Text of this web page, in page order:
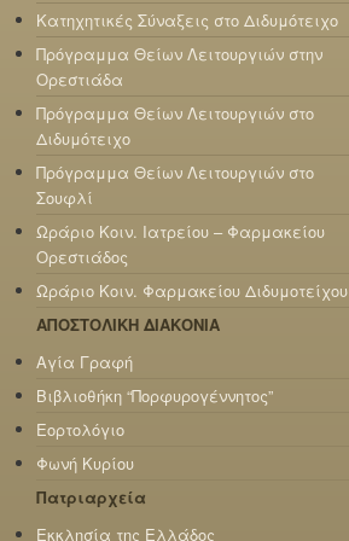
Κατηχητικές Σύναξεις στο Διδυμότειχο
Πρόγραμμα Θείων Λειτουργιών στην
Ορεστιάδα
Πρόγραμμα Θείων Λειτουργιών στο
Διδυμότειχο
Πρόγραμμα Θείων Λειτουργιών στο
Σουφλί
Ωράριο Κοιν. Ιατρείου – Φαρμακείου
Ορεστιάδος
Ωράριο Κοιν. Φαρμακείου Διδυμοτείχου
ΑΠΟΣΤΟΛΙΚΗ ΔΙΑΚΟΝΙΑ
Αγία Γραφή
Βιβλιοθήκη “Πορφυρογέννητος”
Εορτολόγιο
Φωνή Κυρίου
Πατριαρχεία
Εκκλησία της Ελλάδος